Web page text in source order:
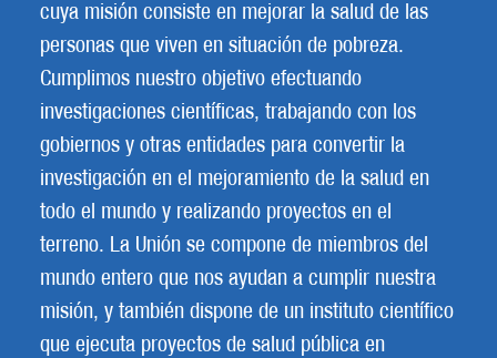
cuya misión consiste en mejorar la salud de las
personas que viven en situación de pobreza.
Cumplimos nuestro objetivo efectuando
investigaciones científicas, trabajando con los
gobiernos y otras entidades para convertir la
investigación en el mejoramiento de la salud en
todo el mundo y realizando proyectos en el
terreno. La Unión se compone de miembros del
mundo entero que nos ayudan a cumplir nuestra
misión, y también dispone de un instituto científico
que ejecuta proyectos de salud pública en